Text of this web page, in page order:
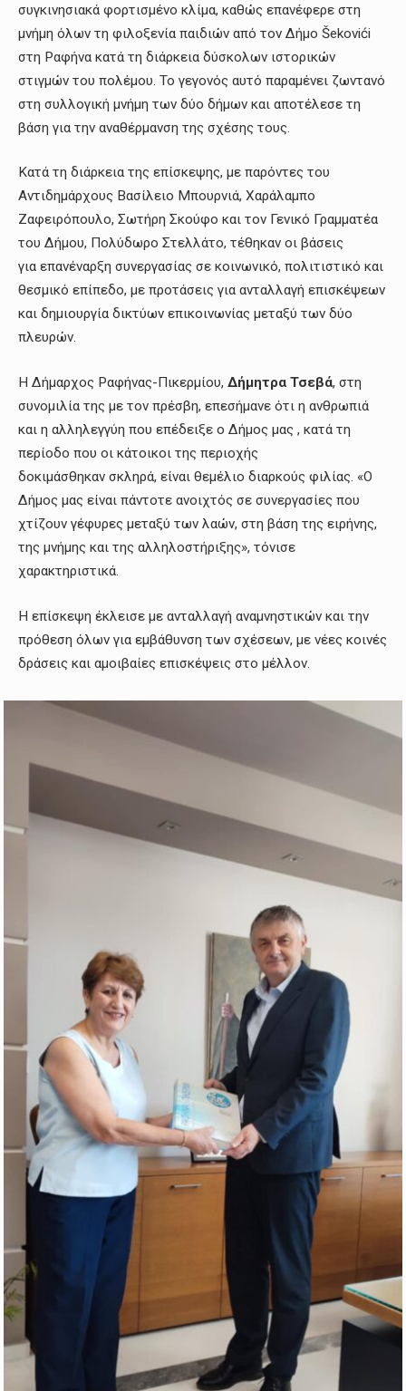
συγκινησιακά φορτισμένο κλίμα, καθώς επανέφερε στη
μνήμη όλων τη φιλοξενία παιδιών από τον Δήμο Šekovići
στη Ραφήνα κατά τη διάρκεια δύσκολων ιστορικών
στιγμών του πολέμου. Το γεγονός αυτό παραμένει ζωντανό
στη συλλογική μνήμη των δύο δήμων και αποτέλεσε τη
βάση για την αναθέρμανση της σχέσης τους.
Κατά τη διάρκεια της επίσκεψης, με παρόντες του
Αντιδημάρχους Βασίλειο Μπουρνιά, Χαράλαμπο
Ζαφειρόπουλο, Σωτήρη Σκούφο και τον Γενικό Γραμματέα
του Δήμου, Πολύδωρο Στελλάτο, τέθηκαν οι βάσεις
για επανέναρξη συνεργασίας σε κοινωνικό, πολιτιστικό και
θεσμικό επίπεδο, με προτάσεις για ανταλλαγή επισκέψεων
και δημιουργία δικτύων επικοινωνίας μεταξύ των δύο
πλευρών.
Η Δήμαρχος Ραφήνας-Πικερμίου, Δήμητρα Τσεβά, στη
συνομιλία της με τον πρέσβη, επεσήμανε ότι η ανθρωπιά
και η αλληλεγγύη που επέδειξε ο Δήμος μας , κατά τη
περίοδο που οι κάτοικοι της περιοχής
δοκιμάσθηκαν σκληρά, είναι θεμέλιο διαρκούς φιλίας. «Ο
Δήμος μας είναι πάντοτε ανοιχτός σε συνεργασίες που
χτίζουν γέφυρες μεταξύ των λαών, στη βάση της ειρήνης,
της μνήμης και της αλληλοστήριξης», τόνισε
χαρακτηριστικά.
Η επίσκεψη έκλεισε με ανταλλαγή αναμνηστικών και την
πρόθεση όλων για εμβάθυνση των σχέσεων, με νέες κοινές
δράσεις και αμοιβαίες επισκέψεις στο μέλλον.